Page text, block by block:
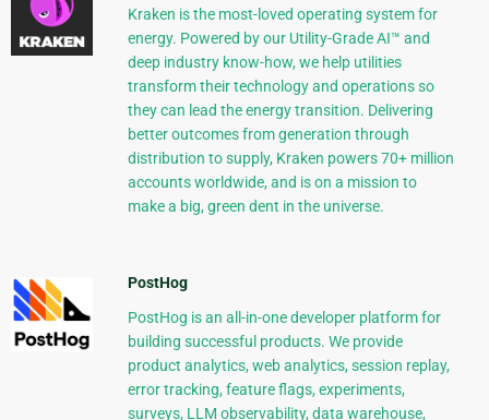
Kraken is the most-loved operating system for
energy. Powered by our Utility-Grade AI™ and
deep industry know-how, we help utilities
transform their technology and operations so
they can lead the energy transition. Delivering
better outcomes from generation through
distribution to supply, Kraken powers 70+ million
accounts worldwide, and is on a mission to
make a big, green dent in the universe.
PostHog
PostHog is an all-in-one developer platform for
building successful products. We provide
product analytics, web analytics, session replay,
error tracking, feature flags, experiments,
surveys, LLM observability, data warehouse,